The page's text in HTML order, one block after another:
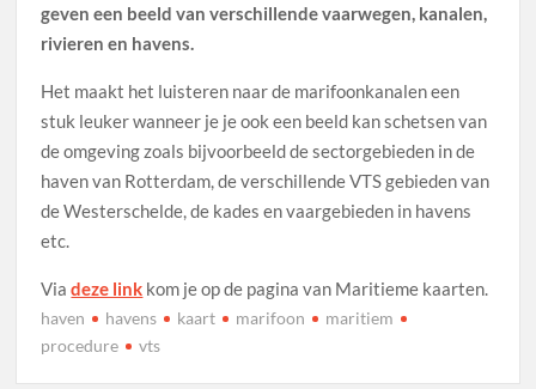
geven een beeld van verschillende vaarwegen, kanalen,
rivieren en havens.
Het maakt het luisteren naar de marifoonkanalen een
stuk leuker wanneer je je ook een beeld kan schetsen van
de omgeving zoals bijvoorbeeld de sectorgebieden in de
haven van Rotterdam, de verschillende VTS gebieden van
de Westerschelde, de kades en vaargebieden in havens
etc.
Viadeze link kom je op de pagina van Maritieme kaarten.
haven havens kaart marifoon
maritiem
procedure
vts